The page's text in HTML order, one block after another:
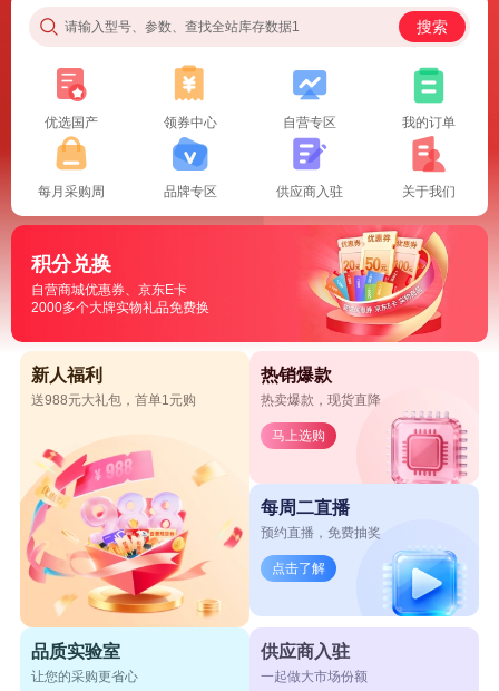
请输入型号、参数、查找全站库存数据1 搜索
优选国产 领券中心 自营专区 我的订单
每月采购周 品牌专区 供应商入驻 关于我们
积分兑换
自营商城优惠券、京东E卡
2000多个大牌实物礼品免费换
新人福利
送988元大礼包，首单1元购
热销爆款
热卖爆款，现货直降
马上选购
每周二直播
预约直播，免费抽奖
点击了解
品质实验室
让您的采购更省心
供应商入驻
一起做大市场份额